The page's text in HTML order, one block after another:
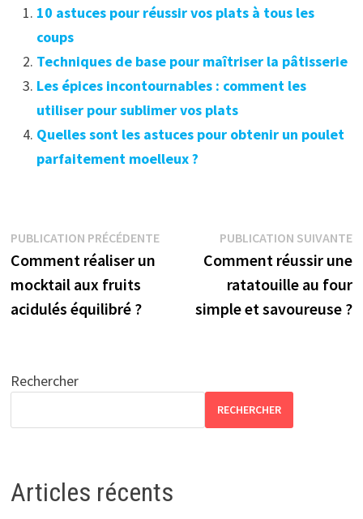
10 astuces pour réussir vos plats à tous les
coups
Techniques de base pour maîtriser la pâtisserie
Les épices incontournables : comment les
utiliser pour sublimer vos plats
Quelles sont les astuces pour obtenir un poulet
parfaitement moelleux ?
Navigation
de
l’article
PUBLICATION PRÉCÉDENTEPublication
précédente :
Comment réaliser un
mocktail aux fruits
acidulés équilibré ?
PUBLICATION SUIVANTE
Comment réussir une
ratatouille au four
simple et savoureuse ?
Rechercher
RECHERCHER
Articles récents